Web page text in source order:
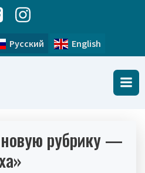
Русский English
рубрику —